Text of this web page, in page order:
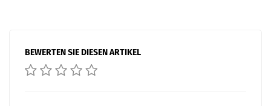
BEWERTEN SIE DIESEN ARTIKEL